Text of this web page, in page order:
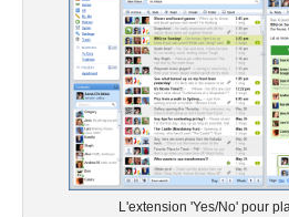
L'extension 'Yes/No' pour